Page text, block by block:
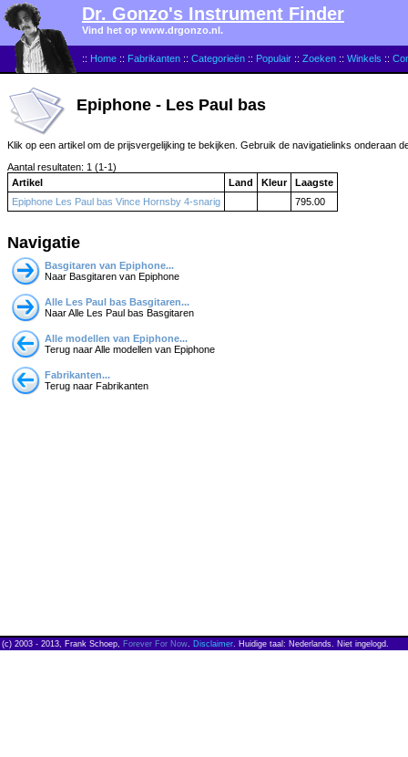
:: Home :: Fabrikanten :: Categorieën :: Populair :: Zoeken :: Winkels ::
Dr. Gonzo's Instrument Finder
Vind het op www.drgonzo.nl.
Epiphone - Les Paul bas
Klik op een artikel om de prijsvergelijking te bekijken. Gebruik de navigatielinks onderaan
Aantal resultaten: 1 (1-1)
Artikel
Land Kleur
Laagste
Epiphone Les Paul bas Vince Hornsby 4-snarig
795.00
Navigatie
Basgitaren van Epiphone...
Naar Basgitaren van Epiphone
Alle Les Paul bas Basgitaren...
Naar Alle Les Paul bas Basgitaren
Alle modellen van Epiphone...
Terug naar Alle modellen van Epiphone
Fabrikanten...
Terug naar Fabrikanten
(c) 2003 - 2013, Frank Schoep, Forever For Now. Disclaimer. Huidige taal: Nederlands. Niet ingelogd.